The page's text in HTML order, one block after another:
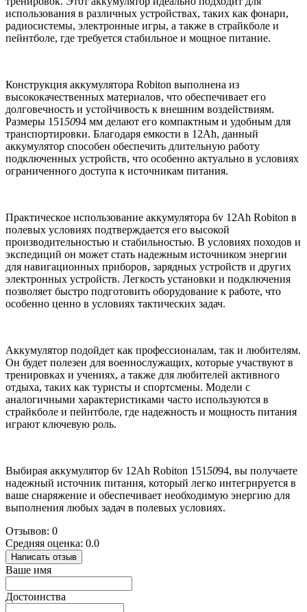
использования в различных устройствах, таких как фонари,
радиосистемы, электронные игры, а также в страйкболе и
пейнтболе, где требуется стабильное и мощное питание.
Конструкция аккумулятора Robiton выполнена из
высококачественных материалов, что обеспечивает его
долговечность и устойчивость к внешним воздействиям.
Размеры 1515094 мм делают его компактным и удобным для
транспортировки. Благодаря емкости в 12Ah, данный
аккумулятор способен обеспечить длительную работу
подключенных устройств, что особенно актуально в условиях
ограниченного доступа к источникам питания.
Практическое использование аккумулятора 6v 12Ah Robiton в
полевых условиях подтверждается его высокой
производительностью и стабильностью. В условиях походов и
экспедиций он может стать надежным источником энергии
для навигационных приборов, зарядных устройств и других
электронных устройств. Легкость установки и подключения
позволяет быстро подготовить оборудование к работе, что
особенно ценно в условиях тактических задач.
Аккумулятор подойдет как профессионалам, так и любителям.
Он будет полезен для военнослужащих, которые участвуют в
тренировках и учениях, а также для любителей активного
отдыха, таких как туристы и спортсмены. Модели с
аналогичными характеристиками часто используются в
страйкболе и пейнтболе, где надежность и мощность питания
играют ключевую роль.
Выбирая аккумулятор 6v 12Ah Robiton 1515094, вы получаете
надежный источник питания, который легко интегрируется в
ваше снаряжение и обеспечивает необходимую энергию для
выполнения любых задач в полевых условиях.
Отзывов: 0
Средняя оценка: 0.0
Написать отзыв
Ваше имя
Достоинства